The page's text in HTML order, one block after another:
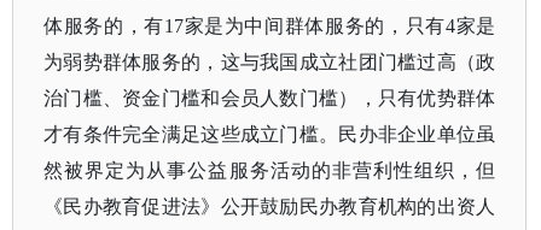
体服务的，有17家是为中间群体服务的，只有4家是
为弱势群体服务的，这与我国成立社团门槛过高（政
治门槛、资金门槛和会员人数门槛），只有优势群体
才有条件完全满足这些成立门槛。民办非企业单位虽
然被界定为从事公益服务活动的非营利性组织，但
《民办教育促进法》公开鼓励民办教育机构的出资人